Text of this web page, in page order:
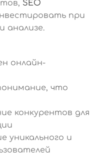
SEO
при
анализе.
онлайн-
что
конкурентов для
уникального и